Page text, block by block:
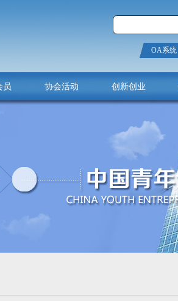
OA系统
员 协会活动 创新创业